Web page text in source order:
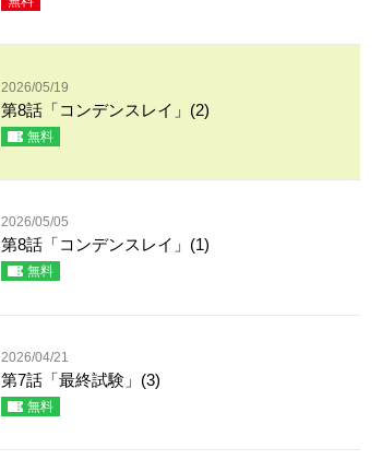
2026/05/19
第8話「コンデンスレイ」(2)
無料
2026/05/05
第8話「コンデンスレイ」(1)
無料
2026/04/21
第7話「最終試験」(3)
無料